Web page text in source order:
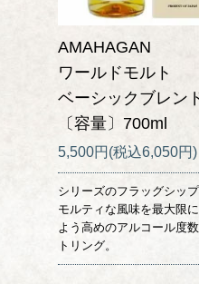
AMAHAGAN
ワールドモルト
ベーシックブレン
〔容量〕700ml
5,500円(税込6,050円)
シリーズのフラッグシップ
モルティな風味を最大限
よう高めのアルコール度
トリング。